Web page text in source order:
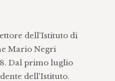
dell'Istituto di
Mario Negri
Dal primo luglio
dell'Istituto.